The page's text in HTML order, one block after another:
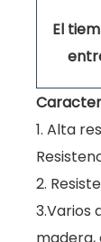
El
1. Alta
2.
3.Varios
madera,